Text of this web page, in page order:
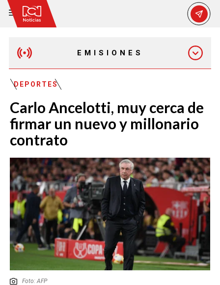
EMISIONES
EMISIÓN 12:30 PM
EMISIÓN 11:30 PM
DEPORTES
Carlo Ancelotti, muy cerca de
firmar un nuevo y millonario
contrato
Foto: AFP